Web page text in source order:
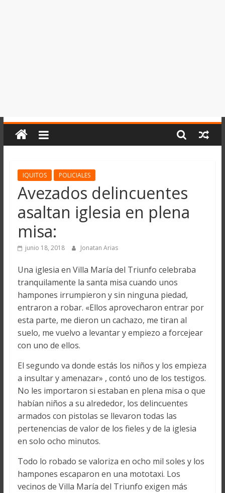
IQUITOS POLICIALES
Avezados delincuentes
asaltan iglesia en plena
misa:
junio 18, 2018 Jonatan Arias
Una iglesia en Villa María del Triunfo celebraba
tranquilamente la santa misa cuando unos
hampones irrumpieron y sin ninguna piedad,
entraron a robar. «Ellos aprovecharon entrar por
esta parte, me dieron un cachazo, me tiran al
suelo, me vuelvo a levantar y empiezo a forcejear
con uno de ellos.
El segundo va donde estás los niños y los empieza
a insultar y amenazar» , contó uno de los testigos.
No les importaron si estaban en plena misa o que
habían niños a su alrededor, los delincuentes
armados con pistolas se llevaron todas las
pertenencias de valor de los fieles y de la iglesia
en solo ocho minutos.
Todo lo robado se valoriza en ocho mil soles y los
hampones escaparon en una mototaxi. Los
vecinos de Villa María del Triunfo exigen más